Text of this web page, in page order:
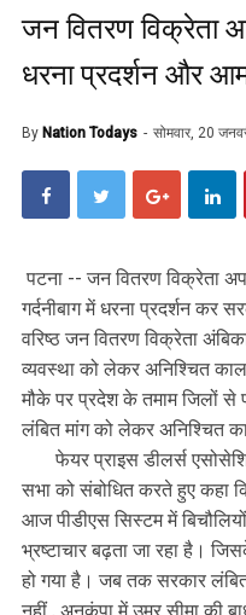
जन वितरण विक्रेता
धरना प्रदर्शन और
By Nation Todays सोमवार, 20
पटना -- जन वितरण विक्रेता
गर्दनीबाग में धरना प्रदर्शन कर
वरिष्ठ जन वितरण विक्रेता
व्यवस्था को लेकर अनिश्चित
मौके पर प्रदेश के तमाम जिलों
लंबित मांग को लेकर अनिश्चित
फेयर प्राइस डीलर्स
सभा को संबोधित करते हुए कहा
आज पीडीएस सिस्टम में
भ्रष्टाचार बढ़ता जा रहा है।
हो गया है। जब तक सरकार